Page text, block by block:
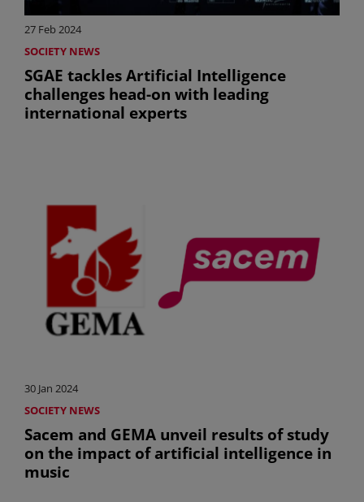
27 Feb 2024
SOCIETY NEWS
SGAE tackles Artificial Intelligence
challenges head-on with leading
international experts
30 Jan 2024
SOCIETY NEWS
Sacem and GEMA unveil results of study
on the impact of artificial intelligence in
music